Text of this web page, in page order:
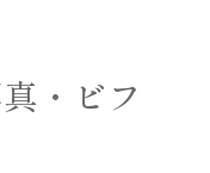
・ビフ